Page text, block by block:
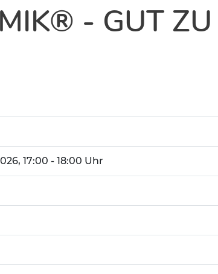
- GUT ZU
17:00 - 18:00 Uhr